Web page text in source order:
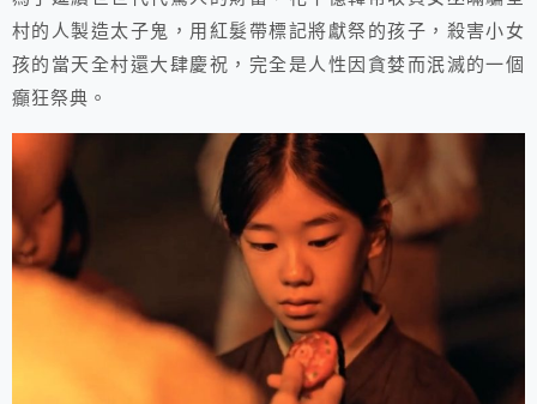
村的人製造太子鬼，用紅髮帶標記將獻祭的孩子，殺害小女
孩的當天全村還大肆慶祝，完全是人性因貪婪而泯滅的一個
癲狂祭典。